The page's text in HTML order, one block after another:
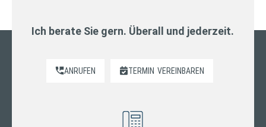
Ich berate Sie gern. Überall und jederzeit.
ANRUFEN TERMIN VEREINBAREN